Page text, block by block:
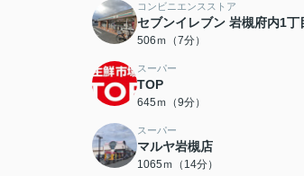
コンビニエンスストア
セブンイレブン 岩槻府内1丁
506ｍ（7分）
スーパー
TOP
645ｍ（9分）
スーパー
マルヤ岩槻店
1065ｍ（14分）